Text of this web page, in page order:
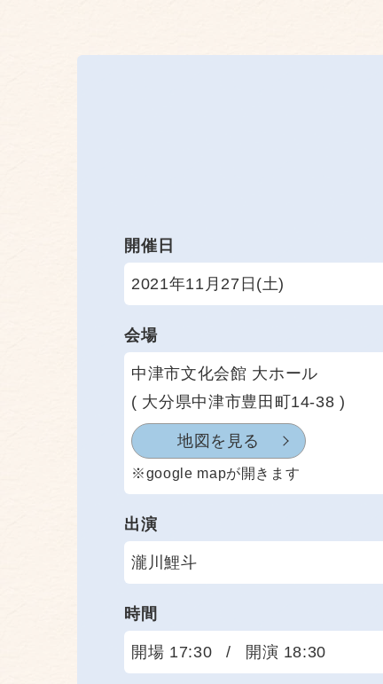
開催日
2021年11月27日(土)
会場
中津市文化会館 大ホール
( 大分県中津市豊田町14-38 )
地図を見る
※google mapが開きます
出演
瀧川鯉斗
時間
開場 17:30 / 開演 18:30